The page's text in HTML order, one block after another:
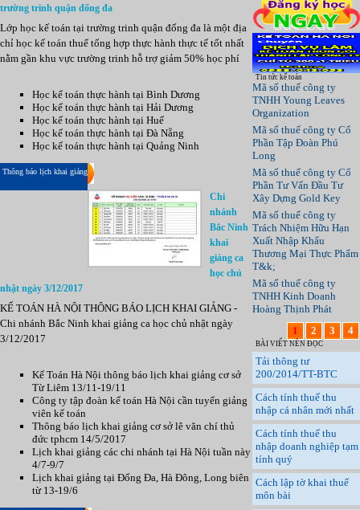
trường trinh quận đống đa
Lớp học kế toán tại trường trinh quận đống đa là một địa
chỉ học kế toán thuế tổng hợp thực hành thực tế tốt nhất
nằm gần khu vực trường trinh hỗ trợ giảm 50% học phí
Học kế toán thực hành tại Bình Dương
Học kế toán thực hành tại Hải Dương
Học kế toán thực hành tại Huế
Học kế toán thực hành tại Đà Nẵng
Học kế toán thực hành tại Quảng Ninh
Thông báo lịch khai giảng
Chi
nhánh
Bắc Ninh
khai
giảng ca
học chủ
nhật ngày 3/12/2017
KẾ TOÁN HÀ NỘI THÔNG BÁO LỊCH KHAI GIẢNG -
Chi nhánh Bắc Ninh khai giảng ca học chủ nhật ngày
3/12/2017
Kế Toán Hà Nội thông báo lịch khai giảng cơ sở
Từ Liêm 13/11-19/11
Công ty tập đoàn kế toán Hà Nội cần tuyển giảng
viên kế toán
Thông báo lịch khai giảng cơ sở lê văn chí thủ
đức tphcm 14/5/2017
Lịch khai giảng các chi nhánh tại Hà Nội tuần này
4/7-9/7
Lịch khai giảng tại Đống Đa, Hà Đông, Long biên
từ 13-19/6
Tin tức kế toán
Mã số thuế công ty
TNHH Young Leaves
Organization
Mã số thuế công ty Cổ
Phần Tập Đoàn Phú
Long
Mã số thuế công ty Cổ
Phần Tư Vấn Đầu Tư
Xây Dựng Gold Key
Mã số thuế công ty
Trách Nhiệm Hữu Hạn
Xuất Nhập Khẩu
Thương Mại Thực Phẩm
T&k;
Mã số thuế công ty
TNHH Kinh Doanh
Hoàng Thịnh Phát
1
2 3 4
BÀI VIẾT NÊN ĐỌC
Tải thông tư
200/2014/TT-BTC
Cách tính thuế thu
nhập cá nhân mới nhất
Cách tính thuế thu
nhập doanh nghiệp tạm
tính quý
Cách lập tờ khai thuế
môn bài